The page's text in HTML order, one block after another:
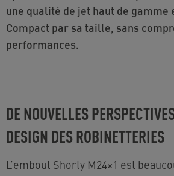
une qualité de jet haut de gamme
Compact par sa taille, sans
performances.
DE NOUVELLES
DESIGN DES ROBINETTERIES
L’embout Shorty M24×1 est